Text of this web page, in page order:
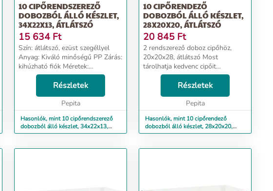
10 CIPŐRENDSZEREZŐ
DOBOZBÓL ÁLLÓ KÉSZLET,
34X22X13, ÁTLÁTSZÓ
15 634 Ft
Szín: átlátszó, ezüst szegéllyel
Anyag: Kiváló minőségű PP Zárás:
kihúzható fiók Méretek:
34x22.5x13 cm Ezen kívül: a
szervezők egymáshoz
kapcsolhatók A cipőszervező
kiváló minőségű műanyagból
Részletek
Pepita
Hasonlók, mint 10 cipőrendszerező
dobozból álló készlet, 34x22x13,
átlátszó
10 CIPŐRENDEZŐ
DOBOZBÓL ÁLLÓ KÉSZLET,
28X20X20, ÁTLÁTSZÓ
20 845 Ft
2 rendszerező doboz cipőhöz,
20x20x28, átlátszó Most
tárolhatja kedvenc cipőit
nedvességtől és portól távol,
mindig kéznél van és készen áll a
cipőre. A készlet 2 tárolódobozt
tartalmaz, minden doboz...
Részletek
Pepita
Hasonlók, mint 10 cipőrendező
dobozból álló készlet, 28x20x20,
átlátszó